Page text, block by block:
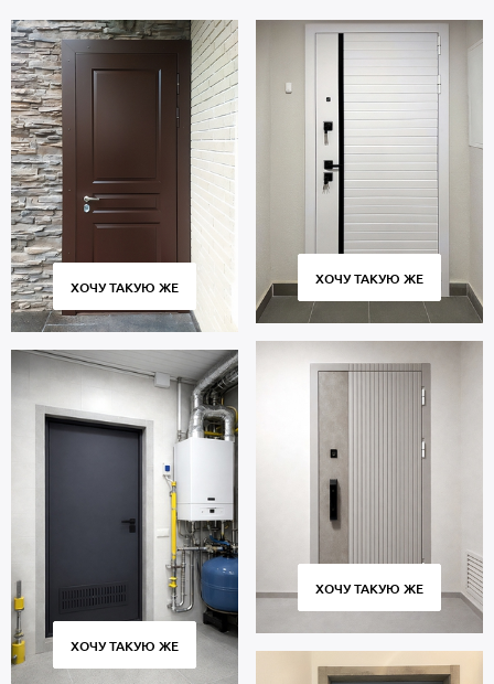
периметру проема для улучшенной шумоизоляции. Толщина
полотна 77 мм.
При изготовлении моделей с максимальным утеплением
используется технология терморазрыв, которая позволяет
сохранять тепло даже в самые суровые морозы.
На сайте указана стоимость за дверь с артикулом ММ379
стандартных размеров 2000х800 мм. Вы можете вызвать
бесплатно нашего замерщика для определения размеров и
расчета стоимости.
Чтобы заказать дверь со стеклом, позвоните нашим
менеджерам или оставьте заявку на сайте. Изготовление – от 4
дней, доставка собственным транспортом во все районы
Москвы и МО, профессиональная установка. Гарантийный срок 5
лет.
ХОЧУ ТАКУЮ ЖЕ
ХОЧУ ТАКУЮ ЖЕ
ХОЧУ ТАКУЮ ЖЕ
ХОЧУ ТАКУЮ ЖЕ